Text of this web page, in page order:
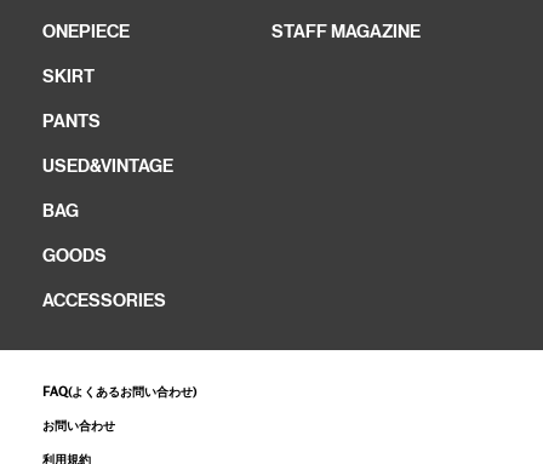
ONEPIECE
SKIRT
PANTS
USED&VINTAGE
BAG
GOODS
ACCESSORIES
STAFF MAGAZINE
FAQ(よくあるお問い合わせ)
お問い合わせ
利用規約